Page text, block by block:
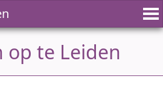
op te Leiden